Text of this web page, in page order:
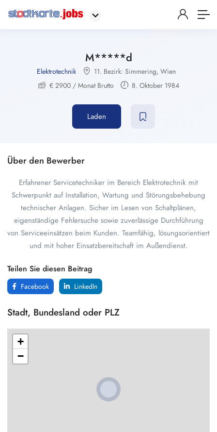
M*****d
Elektrotechnik 11. Bezirk: Simmering, Wien
€ 2900/ Monat Brutto 8. Oktober 1984
Laden
Über den Bewerber
Erfahrener Servicetechniker im Bereich Elektrotechnik mit
Schwerpunkt auf Installation, Wartung und Störungsbehebung
technischer Anlagen. Sicher im Lesen von Schaltplänen,
eigenständige Fehlersuche sowie zuverlässige Durchführung
von Serviceeinsätzen beim Kunden. Teamfähig, lösungsorientiert
und mit hoher Einsatzbereitschaft im Außendienst.
Teilen Sie diesen Beitrag
Facebook LinkedIn
Stadt, Bundesland oder PLZ
+
−